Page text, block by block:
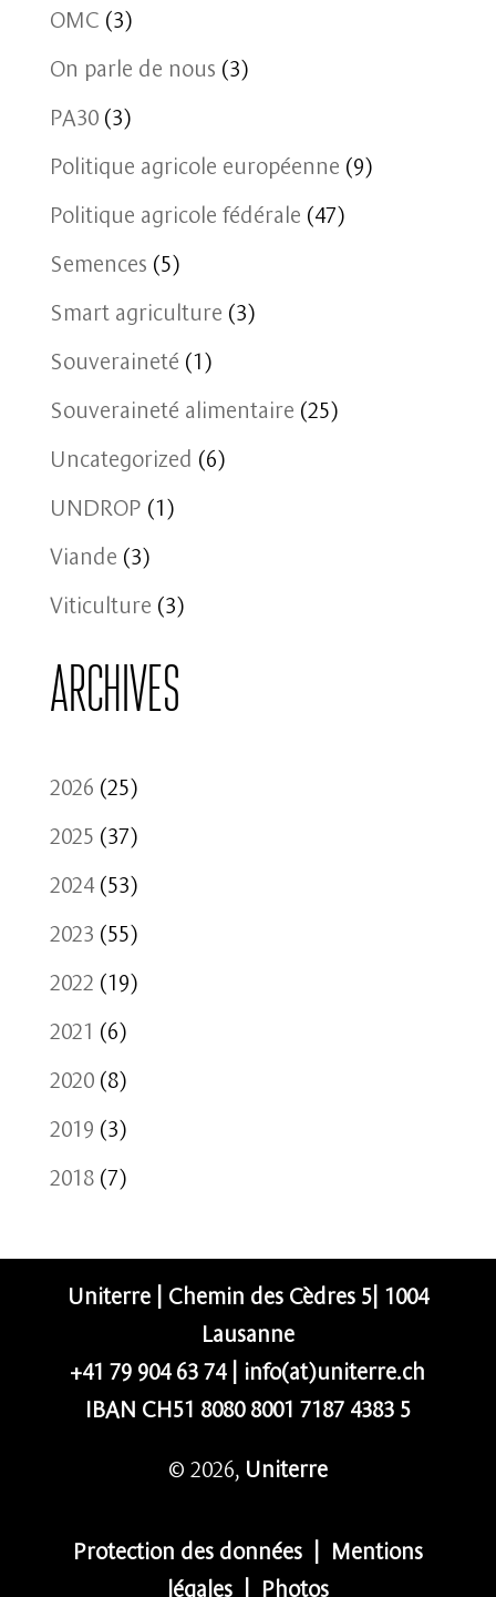
OMC (3)
On parle de nous (3)
PA30(3)
Politique agricole européenne (9)
Politique agricole fédérale (47)
Semences (5)
Smart agriculture (3)
Souveraineté (1)
Souveraineté alimentaire (25)
Uncategorized (6)
UNDROP (1)
Viande (3)
Viticulture (3)
Archives
2026 (25)
2025 (37)
2024(53)
2023 (55)
2022 (19)
2021 (6)
2020(8)
2019 (3)
2018(7)
Uniterre | Chemin des Cèdres 5| 1004
Lausanne
+41 79 904 63 74| info(at)uniterre.ch
IBAN CH51 8080 8001 7187 4383 5
© 2026, Uniterre
Protection des données| Mentions
légales| Photos